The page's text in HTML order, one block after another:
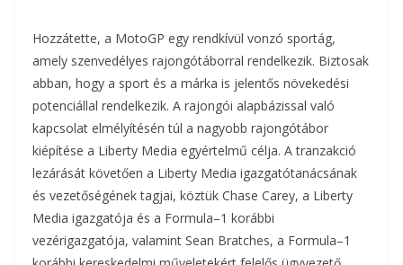
Hozzátette, a MotoGP egy rendkívül vonzó sportág,
amely szenvedélyes rajongótáborral rendelkezik. Biztosak
abban, hogy a sport és a márka is jelentős növekedési
potenciállal rendelkezik. A rajongói alapbázissal való
kapcsolat elmélyítésén túl a nagyobb rajongótábor
kiépítése a Liberty Media egyértelmű célja. A tranzakció
lezárását követően a Liberty Media igazgatótanácsának
és vezetőségének tagjai, köztük Chase Carey, a Liberty
Media igazgatója és a Formula–1 korábbi
vezérigazgatója, valamint Sean Bratches, a Formula–1